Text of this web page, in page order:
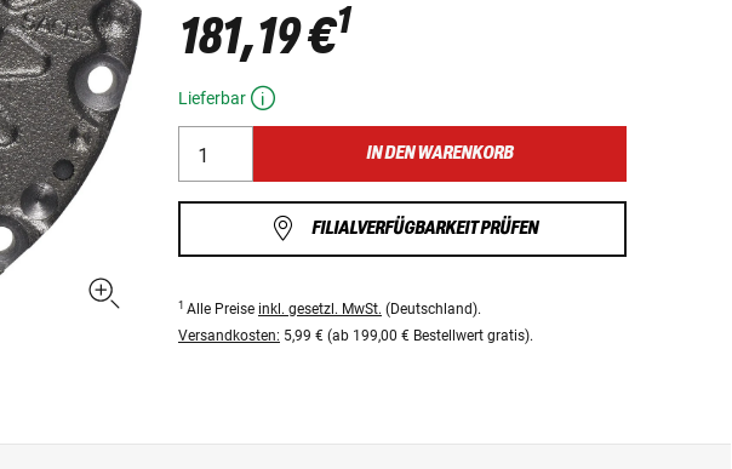
181,19 €1
Lieferbar
IN DEN WARENKORB
FILIALVERFÜGBARKEIT PRÜFEN
1 Alle Preise inkl. gesetzl. MwSt. (Deutschland).
Versandkosten: 5,99 € (ab 199,00 € Bestellwert gratis).